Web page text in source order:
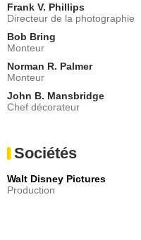
Frank V. Phillips
Directeur de la photographie
Bob Bring
Monteur
Norman R. Palmer
Monteur
John B. Mansbridge
Chef décorateur
Sociétés
Walt Disney Pictures
Production